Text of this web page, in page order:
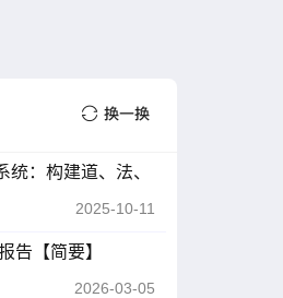
统：构建道、法、
2025-10-11
告【简要】
2026-03-05